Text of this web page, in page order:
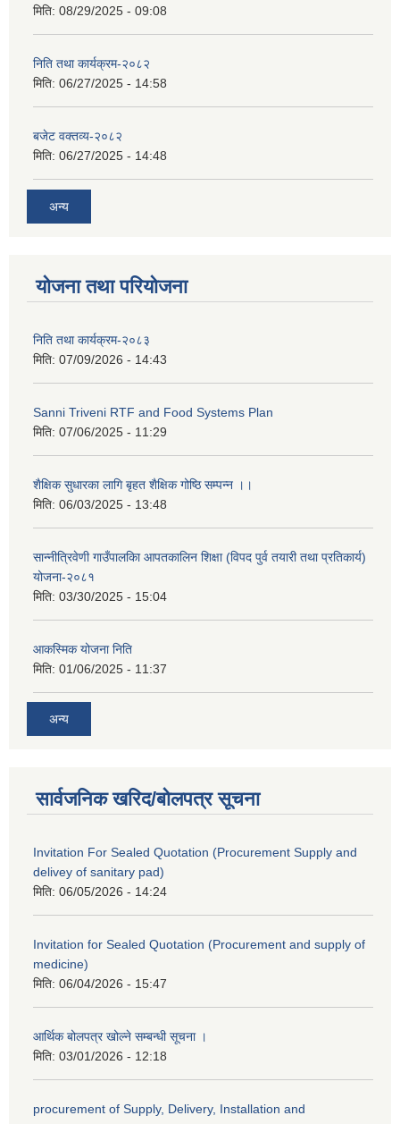
मिति: 08/29/2025 - 09:08
निति तथा कार्यक्रम-२०८२
मिति: 06/27/2025 - 14:58
बजेट वक्तव्य-२०८२
मिति: 06/27/2025 - 14:48
अन्य
योजना तथा परियोजना
निति तथा कार्यक्रम-२०८३
मिति: 07/09/2026 - 14:43
Sanni Triveni RTF and Food Systems Plan
मिति: 07/06/2025 - 11:29
शैक्षिक सुधारका लागि बृहत शैक्षिक गोष्ठि सम्पन्न ।।
मिति: 06/03/2025 - 13:48
सान्नीत्रिवेणी गाउँपालकिा आपतकालिन शिक्षा (विपद पुर्व तयारी तथा प्रतिकार्य)
योजना-२०८१
मिति: 03/30/2025 - 15:04
आकस्मिक योजना निति
मिति: 01/06/2025 - 11:37
अन्य
सार्वजनिक खरिद/बोलपत्र सूचना
Invitation For Sealed Quotation (Procurement Supply and
delivey of sanitary pad)
मिति: 06/05/2026 - 14:24
Invitation for Sealed Quotation (Procurement and supply of
medicine)
मिति: 06/04/2026 - 15:47
आर्थिक बोलपत्र खोल्ने सम्बन्धी सूचना ।
मिति: 03/01/2026 - 12:18
procurement of Supply, Delivery, Installation and